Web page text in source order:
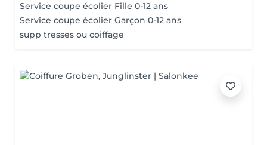
Service coupe écolier Fille 0-12 ans
Service coupe écolier Garçon 0-12 ans
supp tresses ou coiffage